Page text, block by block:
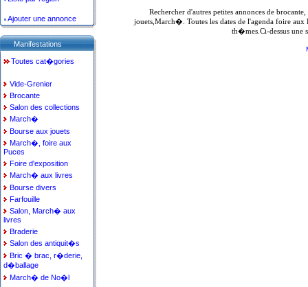
Rechercher d'autres petites annonces de
jouets,March�. Toutes les dates de l'agenda foire
th�mes.Ci-dessus
Ajouter une annonce
Manifestations
Toutes cat�gories
Vide-Grenier
Brocante
Salon des collections
March�
Bourse aux jouets
March�, foire aux
Puces
Foire d'exposition
March� aux livres
Bourse divers
Farfouille
Salon, March� aux
livres
Braderie
Salon des antiquit�s
Bric � brac, r�derie,
d�ballage
March� de No�l